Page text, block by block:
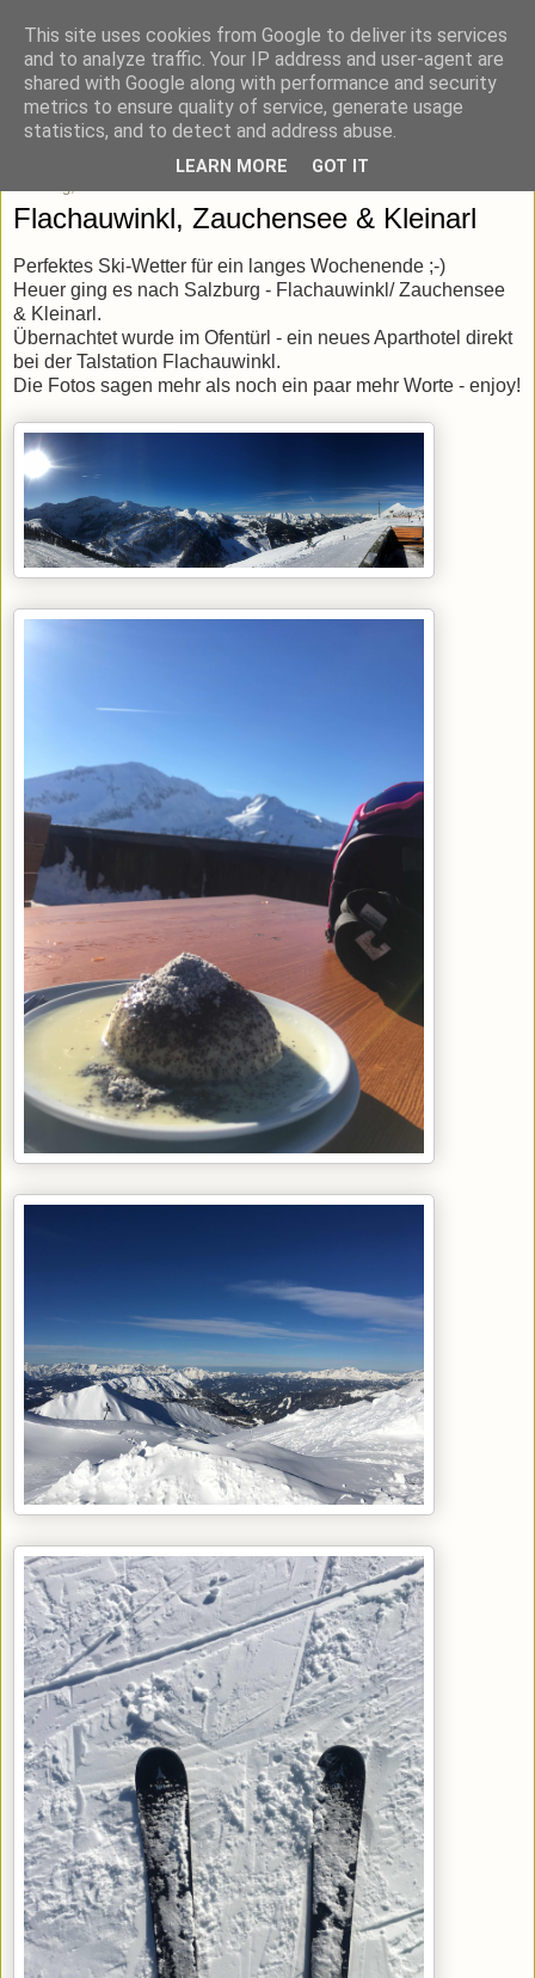
blick-punkt[e..]
Momentaufnahmen von unterwegs & daheim.
Flachauwinkl, Zauchensee & Kleinarl
Perfektes Ski-Wetter für ein langes Wochenende ;-)
Heuer ging es nach Salzburg - Flachauwinkl/ Zauchensee
& Kleinarl.
Übernachtet wurde im Ofentürl - ein neues Aparthotel direkt
bei der Talstation Flachauwinkl.
Die Fotos sagen mehr als noch ein paar mehr Worte - enjoy!
This site uses cookies from Google to deliver its services
and to analyze traffic. Your IP address and user-agent are
shared with Google along with performance and security
metrics to ensure quality of service, generate usage
statistics, and to detect and address abuse.
LEARN MORE GOT IT